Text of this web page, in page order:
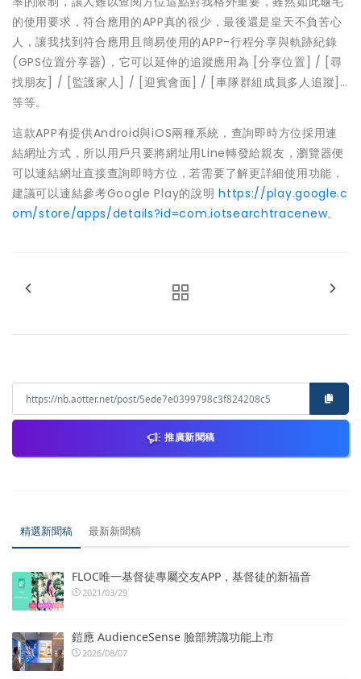
的使用要求，符合應用的APP真的很少，最後還是皇天不負苦心
人，讓我找到符合應用且簡易使用的APP-行程分享與軌跡紀錄
(GPS位置分享器)，它可以延伸的追蹤應用為 [分享位置] / [尋
找朋友] / [監護家人] / [迎賓會面] / [車隊群組成員多人追蹤]…
等等。
這款APP有提供Android與iOS兩種系統，查詢即時方位採用連
結網址方式，所以用戶只要將網址用Line轉發給親友，瀏覽器便
可以連結網址直接查詢即時方位，若需要了解更詳細使用功能，
建議可以連結參考Google Play的說明https://play.google.c
om/store/apps/details?id=com.iotsearchtracenew。
推廣新聞稿
精選新聞稿 最新新聞稿
FLOC唯一基督徒專屬交友APP，基督徒的新福音
2021/03/29
鎧應 AudienceSense 臉部辨識功能上市
2026/08/07